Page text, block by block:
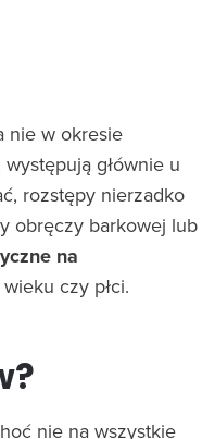
nie w okresie
głównie u
rozstępy nierzadko
obręczy barkowej lub
na
czy płci.
nie na wszystkie